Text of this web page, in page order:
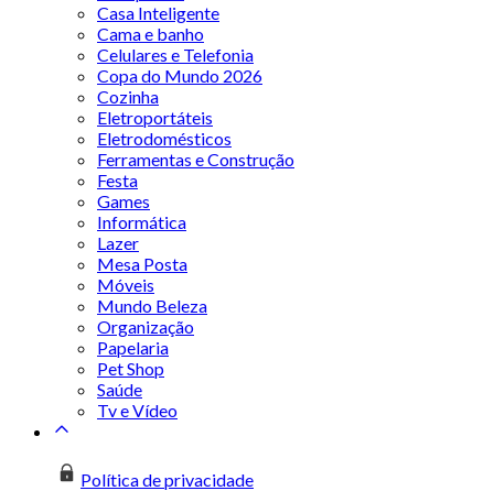
Casa Inteligente
Cama e banho
Celulares e Telefonia
Copa do Mundo 2026
Cozinha
Eletroportáteis
Eletrodomésticos
Ferramentas e Construção
Festa
Games
Informática
Lazer
Mesa Posta
Móveis
Mundo Beleza
Organização
Papelaria
Pet Shop
Saúde
Tv e Vídeo
Política de privacidade